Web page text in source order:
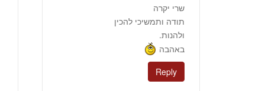
שרי יקרה
תודה ותמשיכי להכין
ולהנות.
באהבה
Reply